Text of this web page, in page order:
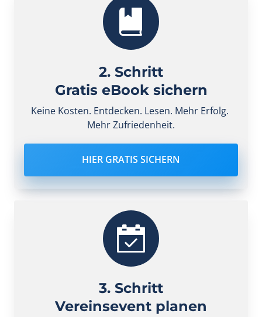
2. Schritt
Gratis eBook sichern
Keine Kosten. Entdecken. Lesen. Mehr Erfolg.
Mehr Zufriedenheit.
HIER GRATIS SICHERN
3. Schritt
Vereinsevent planen